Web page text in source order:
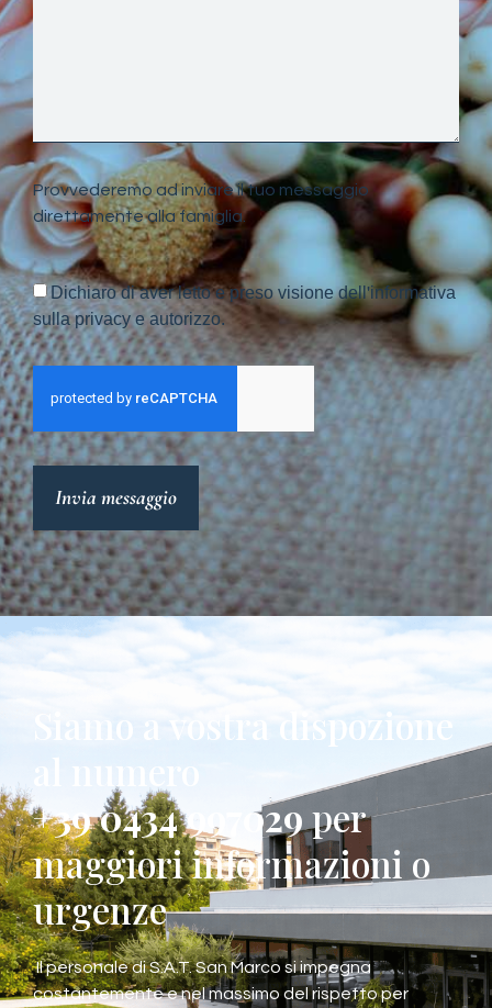
Provvederemo ad inviare il tuo messaggio
direttamente alla famiglia.
Dichiaro di aver letto e preso visione dell'informativa
sulla privacy e autorizzo.
Invia messaggio
Siamo a vostra dispozione
al numero
+39 0434 997029per
maggiori informazioni o
urgenze
Il personale di S.A.T. San Marco si impegna
costantemente e nel massimo del rispetto per